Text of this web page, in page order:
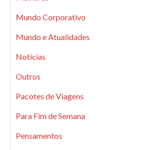
Mundo Corporativo
Mundo e Atualidades
Notícias
Outros
Pacotes de Viagens
Para Fim de Semana
Pensamentos